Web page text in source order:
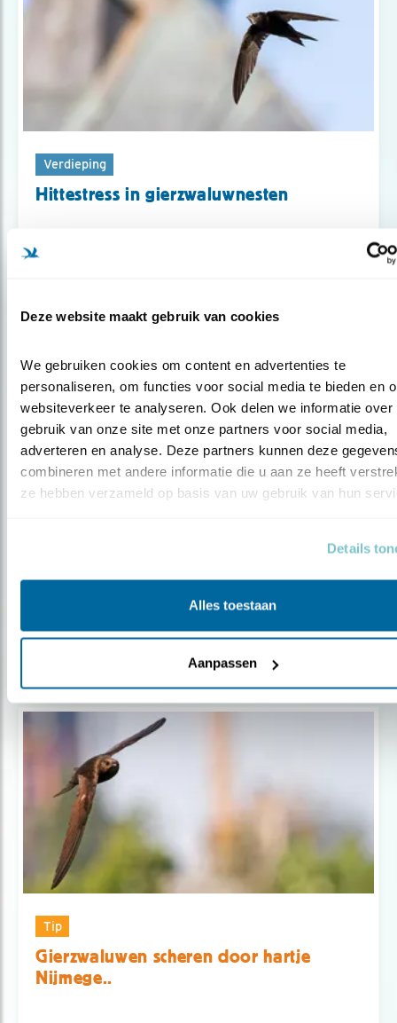
Deze website maakt gebruik van cookies
We gebruiken cookies om content en advertenties te
personaliseren, om functies voor social media te bieden en
websiteverkeer te analyseren. Ook delen we informatie over
gebruik van onze site met onze partners voor social media,
adverteren en analyse. Deze partners kunnen deze
combineren met andere informatie die u aan ze heeft
ze hebben verzameld op basis van uw gebruik van hun
Details
Alles toestaan
Aanpassen
Verdieping
Hittestress in gierzwaluwnesten
Blog
GIERZWALUW
Door Mariël Verburg
Tip
Gierzwaluwen scheren door hartje
Nijmege..